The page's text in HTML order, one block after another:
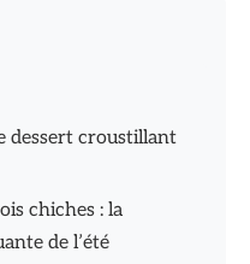
dessert croustillant
chiches : la
de l’été